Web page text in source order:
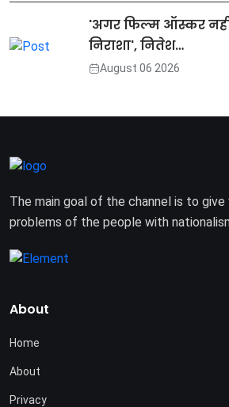
'अगर फिल्म ऑस्कर नहीं
निराशा', नितेश…
August 06 2026
The main goal of the channel is to
problems of the people with
About
Home
About
Privacy